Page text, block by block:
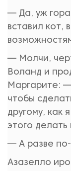
— Да, уж
вставил кот,
— Молчи,
Воланд и
Маргарите:
чтобы
другому, как
этого
— А разве
Азазелло